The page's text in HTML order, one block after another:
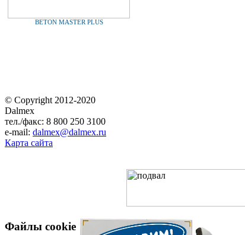
BETON MASTER PLUS
© Copyright 2012-2020
Dalmex
тел./факс: 8 800 250 3100
e-mail: dalmex@dalmex.ru
Карта сайта
Файлы cookie